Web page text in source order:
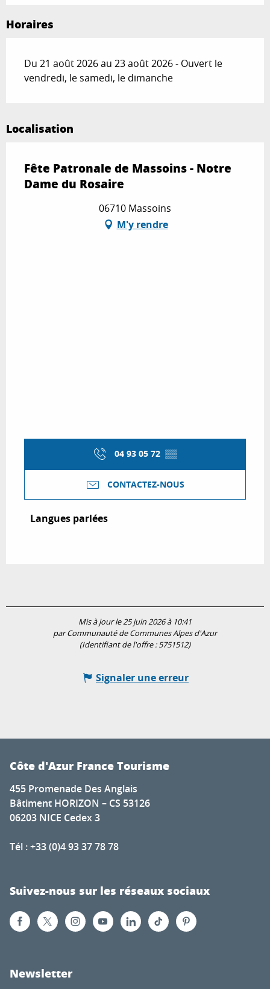
Horaires
Du 21 août 2026 au 23 août 2026 - Ouvert le
vendredi, le samedi, le dimanche
Localisation
Fête Patronale de Massoins - Notre
Dame du Rosaire
06710 Massoins
M'y rendre
04 93 05 72 ▒▒
CONTACTEZ-NOUS
Langues parlées
Langues parlées
Mis à jour le 25 juin 2026 à 10:41
par Communauté de Communes Alpes d'Azur
(Identifiant de l'offre :5751512)
Signaler une erreur
Côte d'Azur France Tourisme
455 Promenade Des Anglais
Bâtiment HORIZON – CS 53126
06203 NICE Cedex 3
Tél : +33 (0)4 93 37 78 78
Suivez-nous sur les réseaux sociaux
Newsletter